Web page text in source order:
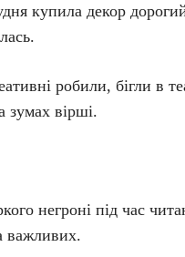
купила декор
робили, бігли в
зумах вірші.
негроні під час
важливих.